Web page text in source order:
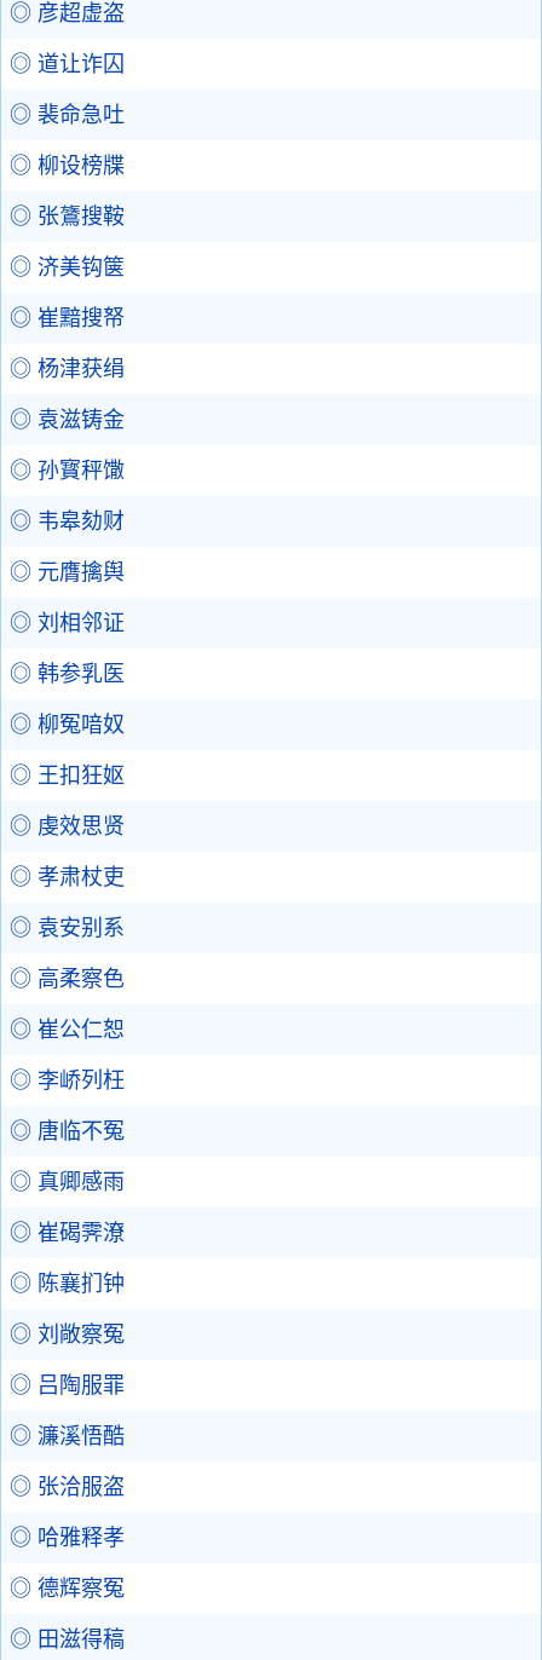
◎ 彦超虚盗
◎ 道让诈囚
◎ 裴命急吐
◎ 柳设榜牒
◎ 张鷟搜鞍
◎ 济美钩箧
◎ 崔黯搜帑
◎ 杨津获绢
◎ 袁滋铸金
◎ 孙寳秤馓
◎ 韦皋劾财
◎ 元膺擒舆
◎ 刘相邻证
◎ 韩参乳医
◎ 柳冤喑奴
◎ 王扣狂妪
◎ 虔效思贤
◎ 孝肃杖吏
◎ 袁安别系
◎ 高柔察色
◎ 崔公仁恕
◎ 李峤列枉
◎ 唐临不冤
◎ 真卿感雨
◎ 崔碣霁潦
◎ 陈襄扪钟
◎ 刘敞察冤
◎ 吕陶服罪
◎ 濂溪悟酷
◎ 张洽服盗
◎ 哈雅释孝
◎ 德辉察冤
◎ 田滋得稿